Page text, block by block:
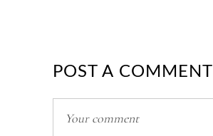
POST A COMMENT